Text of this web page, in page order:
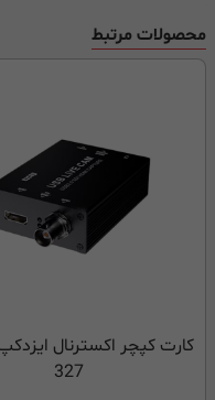
محصولات مرتبط
327